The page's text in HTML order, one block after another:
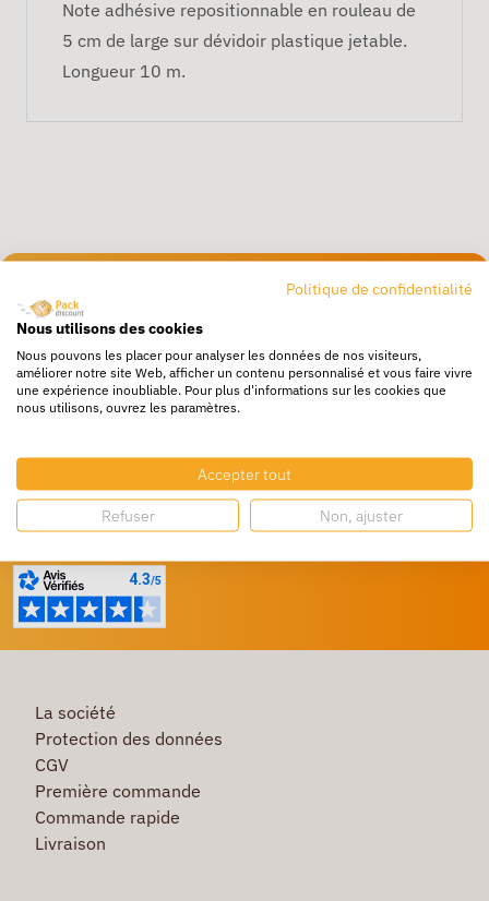
Note adhésive repositionnable en rouleau de
5 cm de large sur dévidoir plastique jetable.
Longueur 10 m.
Livraison rapide
24/72h partout en europe
Livraison gratuite
Dès 250€ HT d’achat
Profitez de prix bas toute l’année
Besoin d'aide ?
Un service client à votre écoute
La société
Protection des données
CGV
Première commande
Commande rapide
Livraison
Politique de confidentialité
Nous utilisons des cookies
Nous pouvons les placer pour analyser les données de nos visiteurs,
améliorer notre site Web, afficher un contenu personnalisé et vous faire vivre
une expérience inoubliable. Pour plus d'informations sur les cookies que
nous utilisons, ouvrez les paramètres.
Accepter tout
Refuser Non, ajuster